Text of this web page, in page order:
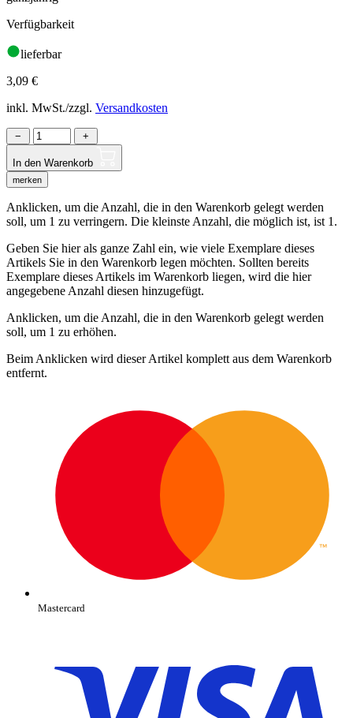
Verfügbarkeit
lieferbar
3,09 €
inkl. MwSt./zzgl. Versandkosten
− +
In den Warenkorb
merken
Anklicken, um die Anzahl, die in den Warenkorb gelegt werden
soll, um 1 zu verringern. Die kleinste Anzahl, die möglich ist, ist 1.
Geben Sie hier als ganze Zahl ein, wie viele Exemplare dieses
Artikels Sie in den Warenkorb legen möchten. Sollten bereits
Exemplare dieses Artikels im Warenkorb liegen, wird die hier
angegebene Anzahl diesen hinzugefügt.
Anklicken, um die Anzahl, die in den Warenkorb gelegt werden
soll, um 1 zu erhöhen.
Beim Anklicken wird dieser Artikel komplett aus dem Warenkorb
entfernt.
Mastercard